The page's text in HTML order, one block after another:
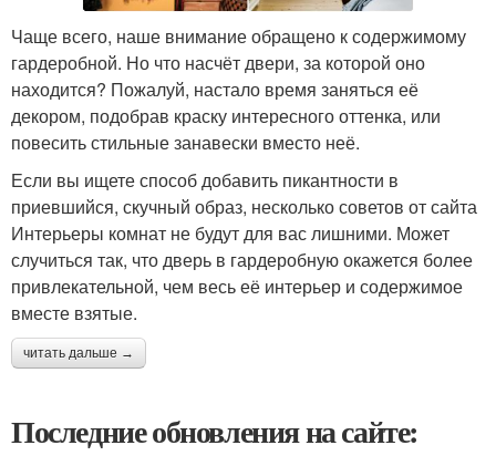
Чаще всего, наше внимание обращено к содержимому
гардеробной. Но что насчёт двери, за которой оно
находится? Пожалуй, настало время заняться её
декором, подобрав краску интересного оттенка, или
повесить стильные занавески вместо неё.
Если вы ищете способ добавить пикантности в
приевшийся, скучный образ, несколько советов от сайта
Интерьеры комнат не будут для вас лишними. Может
случиться так, что дверь в гардеробную окажется более
привлекательной, чем весь её интерьер и содержимое
вместе взятые.
читать дальше →
Последние обновления на сайте: